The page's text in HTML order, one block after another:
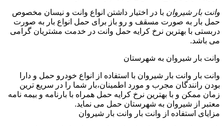
وانت بار شیروان با در اختیار داشتن انواع وانت و نیسان مخصوص
حمل بار به صورت مسقف و رو باز برای حمل انواع بار به صورت
دربستی با بهترین نرخ کرایه حمل وانت در خدمت مشتریان گرامی
می باشد.
وانت بار شیروان به شهرستان
وانت بار وانت بار شیروان با استفاده از انواع خودرو حمل و دارا
بودن رانندگان مجرب و مورد اطمینان،بار شما را در سریع ترین
زمان ممکن و با بهترین نرخ کرایه حمل همراه با بارنامه و بیمه نامه
معتبر از شیروان به شهرستان حمل می نماید.
مزایای استفاده از وانت بار وانت بار شیروان